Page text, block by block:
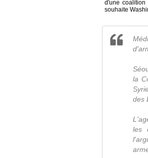
d'une
souhaite
la
des
les